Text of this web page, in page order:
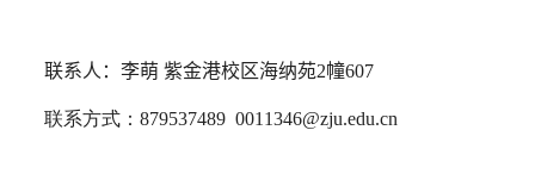
联系人： 李萌 紫金港校区海纳苑2幢607
联系方式：879537489 0011346@zju.edu.cn